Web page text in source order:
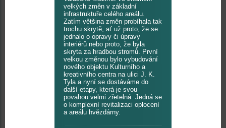
velkých změn v základní
infrastruktuře celého areálu.
Zatím většina změn probíhala tak
trochu skrytě, ať už proto, že se
jednalo o opravy či úpravy
interiérů nebo proto, že byla
skryta za hradbou stromů. První
velkou změnou bylo vybudování
nového objektu Kulturního a
kreativního centra na ulici J. K.
Tyla a nyní se dostáváme do
další etapy, která je svou
povahou velmi zřetelná. Jedná se
o komplexní revitalizaci oplocení
a areálu hvězdárny.